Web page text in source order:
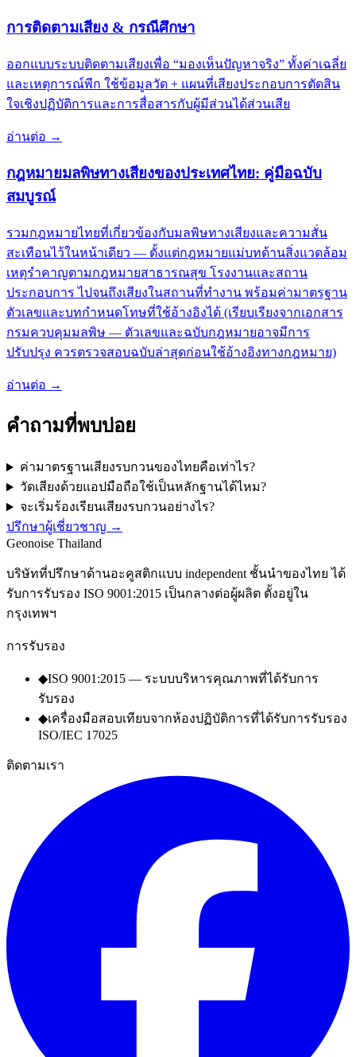
การติดตามเสียง & กรณีศึกษา
ออกแบบระบบติดตามเสียงเพื่อ “มองเห็นปัญหาจริง” ทั้งค่าเฉลี่ย
และเหตุการณ์พีก ใช้ข้อมูลวัด + แผนที่เสียงประกอบการตัดสิน
ใจเชิงปฏิบัติการและการสื่อสารกับผู้มีส่วนได้ส่วนเสีย
อ่านต่อ →
กฎหมายมลพิษทางเสียงของประเทศไทย: คู่มือฉบับ
สมบูรณ์
รวมกฎหมายไทยที่เกี่ยวข้องกับมลพิษทางเสียงและความสั่น
สะเทือนไว้ในหน้าเดียว — ตั้งแต่กฎหมายแม่บทด้านสิ่งแวดล้อม
เหตุรำคาญตามกฎหมายสาธารณสุข โรงงานและสถาน
ประกอบการ ไปจนถึงเสียงในสถานที่ทำงาน พร้อมค่ามาตรฐาน
ตัวเลขและบทกำหนดโทษที่ใช้อ้างอิงได้ (เรียบเรียงจากเอกสาร
กรมควบคุมมลพิษ — ตัวเลขและฉบับกฎหมายอาจมีการ
ปรับปรุง ควรตรวจสอบฉบับล่าสุดก่อนใช้อ้างอิงทางกฎหมาย)
อ่านต่อ →
คำถามที่พบบ่อย
ค่ามาตรฐานเสียงรบกวนของไทยคือเท่าไร?
วัดเสียงด้วยแอปมือถือใช้เป็นหลักฐานได้ไหม?
จะเริ่มร้องเรียนเสียงรบกวนอย่างไร?
ปรึกษาผู้เชี่ยวชาญ →
Geonoise Thailand
บริษัทที่ปรึกษาด้านอะคูสติกแบบ independent ชั้นนำของไทย ได้
รับการรับรอง ISO 9001:2015 เป็นกลางต่อผู้ผลิต ตั้งอยู่ใน
กรุงเทพฯ
การรับรอง
◆ISO 9001:2015 — ระบบบริหารคุณภาพที่ได้รับการ
รับรอง
◆เครื่องมือสอบเทียบจากห้องปฏิบัติการที่ได้รับการรับรอง
ISO/IEC 17025
ติดตามเรา